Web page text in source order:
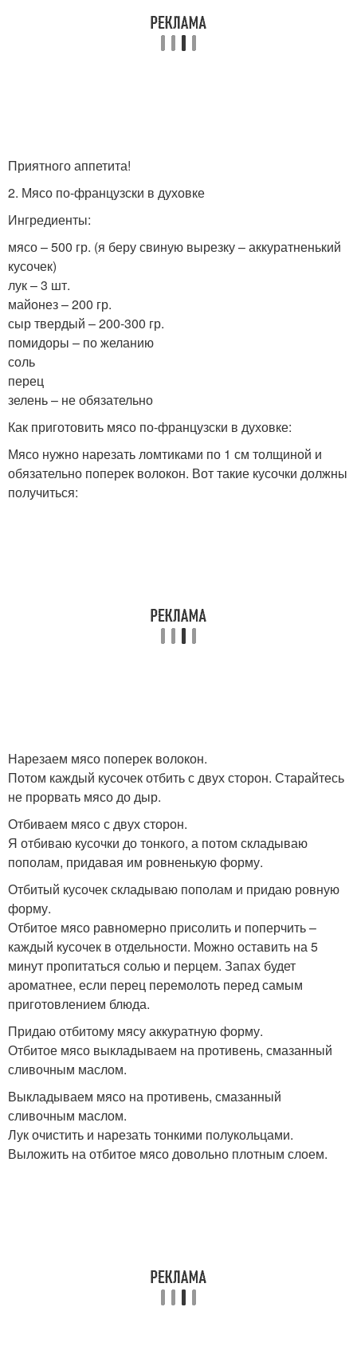
Приятного аппетита!
2. Мясо по-французски в духовке
Ингредиенты:
мясо – 500 гр. (я беру свиную вырезку – аккуратненький
кусочек)
лук – 3 шт.
майонез – 200 гр.
сыр твердый – 200-300 гр.
помидоры – по желанию
соль
перец
зелень – не обязательно
Как приготовить мясо по-французски в духовке:
Мясо нужно нарезать ломтиками по 1 см толщиной и
обязательно поперек волокон. Вот такие кусочки должны
получиться:
Нарезаем мясо поперек волокон.
Потом каждый кусочек отбить с двух сторон. Старайтесь
не прорвать мясо до дыр.
Отбиваем мясо с двух сторон.
Я отбиваю кусочки до тонкого, а потом складываю
пополам, придавая им ровненькую форму.
Отбитый кусочек складываю пополам и придаю ровную
форму.
Отбитое мясо равномерно присолить и поперчить –
каждый кусочек в отдельности. Можно оставить на 5
минут пропитаться солью и перцем. Запах будет
ароматнее, если перец перемолоть перед самым
приготовлением блюда.
Придаю отбитому мясу аккуратную форму.
Отбитое мясо выкладываем на противень, смазанный
сливочным маслом.
Выкладываем мясо на противень, смазанный
сливочным маслом.
Лук очистить и нарезать тонкими полукольцами.
Выложить на отбитое мясо довольно плотным слоем.